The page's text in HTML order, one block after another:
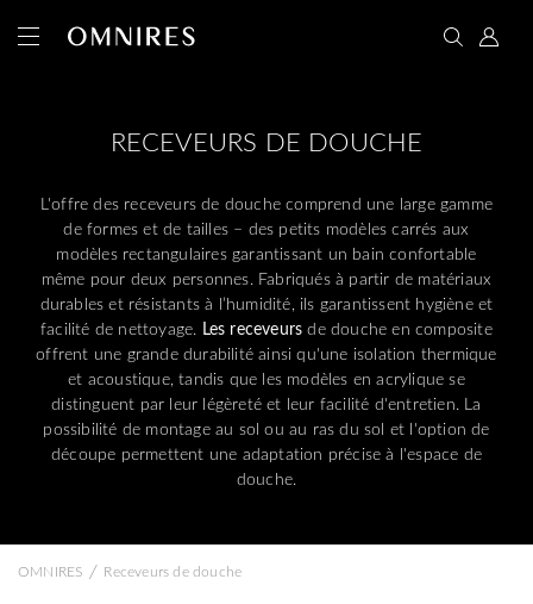
RECEVEURS DE DOUCHE
L'offre des receveurs de douche comprend une large gamme
de formes et de tailles – des petits modèles carrés aux
modèles rectangulaires garantissant un bain confortable
même pour deux personnes. Fabriqués à partir de matériaux
durables et résistants à l’humidité, ils garantissent hygiène et
facilité de nettoyage. Les receveurs de douche en composite
offrent une grande durabilité ainsi qu'une isolation thermique
et acoustique, tandis que les modèles en acrylique se
distinguent par leur légèreté et leur facilité d'entretien. La
possibilité de montage au sol ou au ras du sol et l'option de
découpe permettent une adaptation précise à l'espace de
douche.
OMNIRES / Receveurs de douche